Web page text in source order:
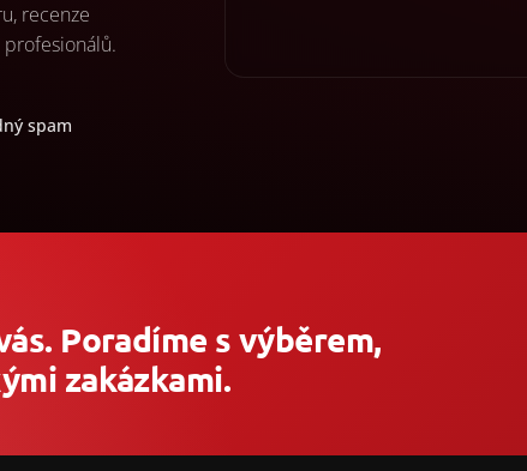
recenze
spam
Poradíme s výběrem,
zakázkami.